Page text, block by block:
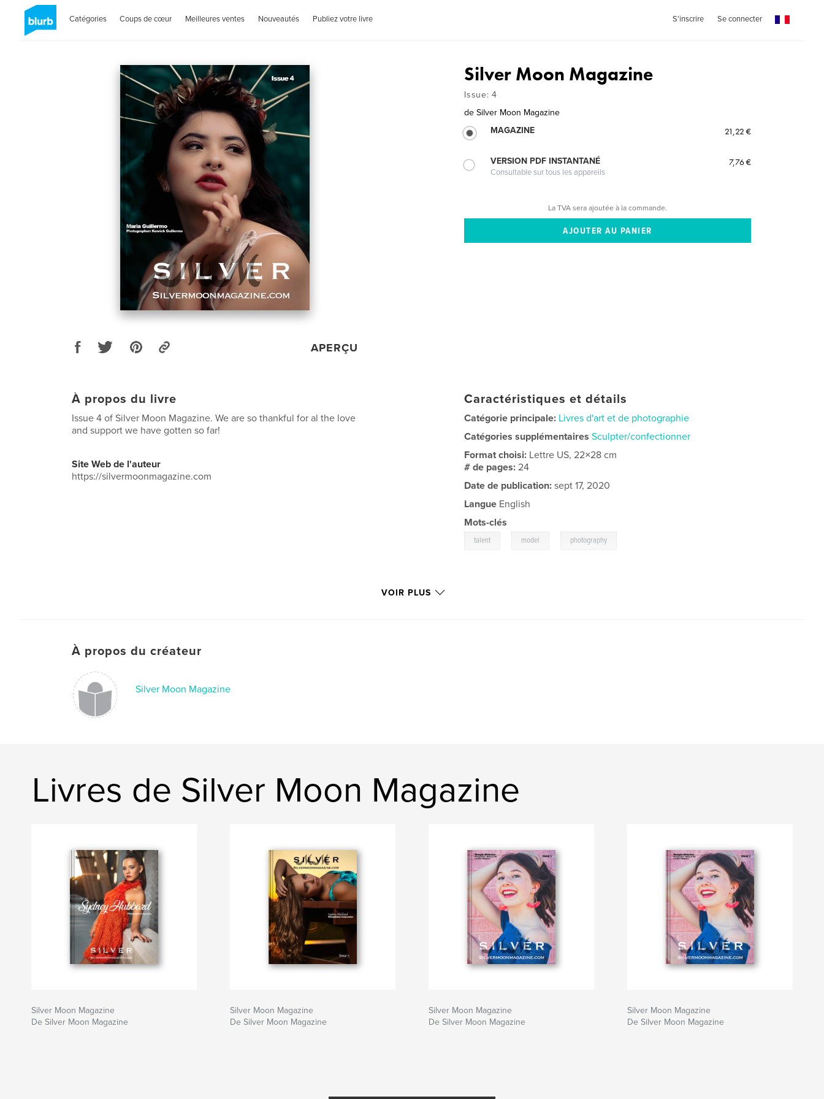
Catégories Coups de cœur Meilleures ventes Nouveautés Publiez votre livre S'inscrire Se connecter
APERÇU
Silver Moon Magazine
Issue: 4
de Silver Moon Magazine
MAGAZINE
21,22 €
VERSION PDF INSTANTANÉ
Consultable sur tous les appareils
7,76 €
La TVA sera ajoutée à la commande.
À propos du livre
Issue 4 of Silver Moon Magazine. We are so thankful for al the love
and support we have gotten so far!
Site Web de l'auteur
https://silvermoonmagazine.com
Caractéristiques et détails
Catégorie principale: Livres d'art et de photographie
Catégories supplémentaires Sculpter/confectionner
Format choisi: Lettre US, 22×28 cm
# de pages:24
Date de publication: sept 17, 2020
Langue English
Mots-clés
talent model photography
VOIR PLUS
À propos du créateur
Silver Moon Magazine
Livres de Silver Moon Magazine
Silver Moon Magazine
De Silver Moon Magazine
Silver Moon Magazine
De Silver Moon Magazine
Silver Moon Magazine
De Silver Moon Magazine
Silver Moon Magazine
De Silver Moon Magazine